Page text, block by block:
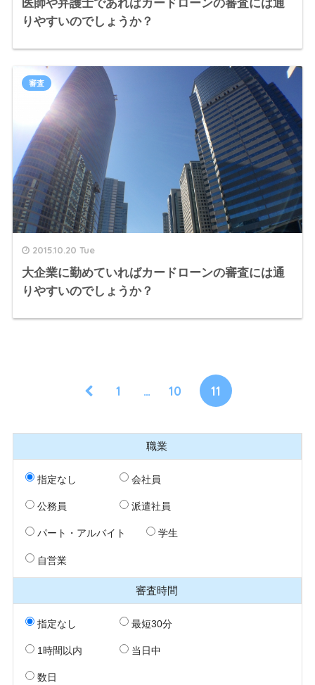
医師や弁護士であればカードローンの審査には通
りやすいのでしょうか？
2015.10.20 Tue
大企業に勤めていればカードローンの審査には通
りやすいのでしょうか？
審査
1 … 10 11
職業
指定なし 会社員
公務員 派遣社員
パート・アルバイト 学生
自営業
審査時間
指定なし 最短30分
1時間以内 当日中
数日